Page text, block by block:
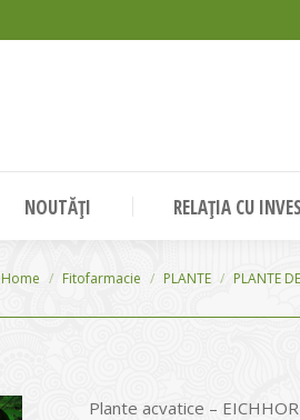
NOUTĂȚI RELAȚIA CU
You are here:
Home Fitofarmacie PLANTE PLANTE
Plante acvatice –